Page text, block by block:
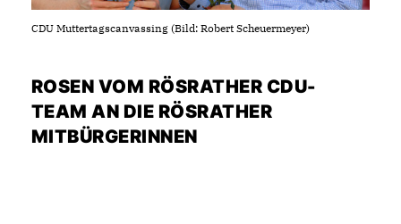
CDU Muttertagscanvassing (Bild: Robert Scheuermeyer)
ROSEN VOM RÖSRATHER CDU-
TEAM AN DIE RÖSRATHER
MITBÜRGERINNEN